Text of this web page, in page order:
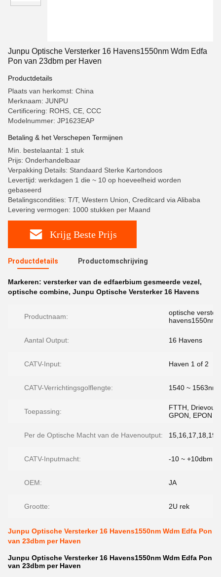
Junpu Optische Versterker 16 Havens1550nm Wdm Edfa
Pon van 23dbm per Haven
Productdetails
Plaats van herkomst: China
Merknaam: JUNPU
Certificering: ROHS, CE, CCC
Modelnummer: JP1623EAP
Betaling & het Verschepen Termijnen
Min. bestelaantal: 1 stuk
Prijs: Onderhandelbaar
Verpakking Details: Standaard Sterke Kartondoos
Levertijd: werkdagen 1 die ~ 10 op hoeveelheid worden
gebaseerd
Betalingscondities: T/T, Western Union, Creditcard via Alibaba
Levering vermogen: 1000 stukken per Maand
Krijg Beste Prijs
Productdetails Productomschrijving
Markeren: versterker van de edfaerbium gesmeerde vezel,
optische combine, Junpu Optische Versterker 16 Havens
Productnaam:
optische
havens1550nm
Aantal Output: 16 Havens
CATV-Input: Haven 1 of 2
CATV-Verrichtingsgolflengte: 1540 ~ 1563nm
Toepassing:
FTTH,
GPON, EPON
Per de Optische Macht van de Havenoutput:
CATV-Inputmacht: -10 ~ +10dbm
OEM: JA
Grootte: 2U rek
Junpu Optische Versterker 16 Havens1550nm Wdm Edfa Pon
van 23dbm per Haven
Junpu Optische Versterker 16 Havens1550nm Wdm Edfa Pon
van 23dbm per Haven